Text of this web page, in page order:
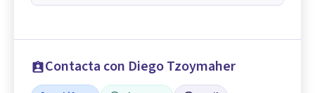
Contacta con Diego Tzoymaher